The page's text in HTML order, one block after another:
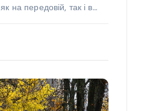
на передовій, так і в…